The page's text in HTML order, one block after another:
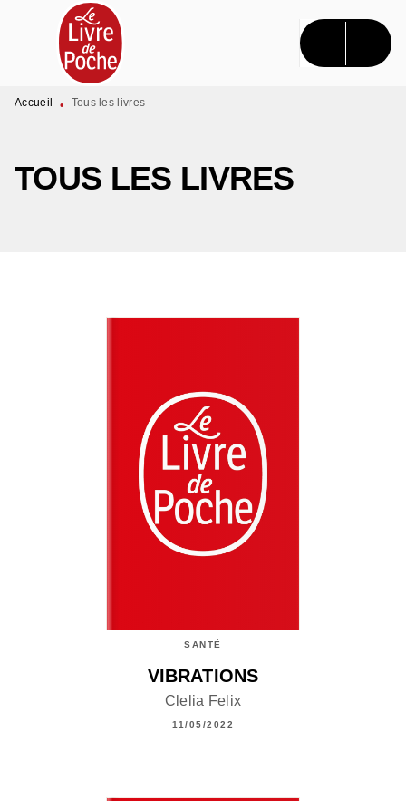
MENU RECHERCHE CONTENU
PIED DE PAGE
Accueil • Tous les livres
TOUS LES LIVRES
SANTÉ
VIBRATIONS
Clelia Felix
11/05/2022